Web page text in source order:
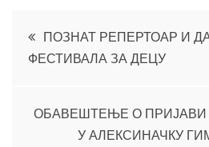
Кретање
чланка
ПОЗНАТ РЕПЕРТОАР И
ФЕСТИВАЛА ЗА ДЕЦУ
ОБАВЕШТЕЊЕ О ПРИЈАВИ
У АЛЕКСИНАЧКУ